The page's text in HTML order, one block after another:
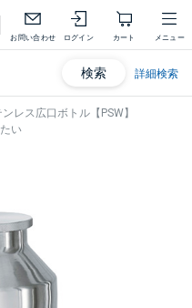
お問い合わせ ログイン カート メニュー
検索 詳細検索
ンレス広口ボトル【PSW】
い